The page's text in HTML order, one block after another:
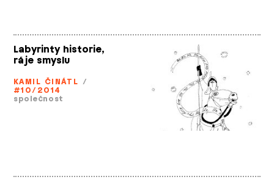
Labyrinty historie,
ráje smyslu
KAMIL ČINÁTL /
#10/2014
společnost